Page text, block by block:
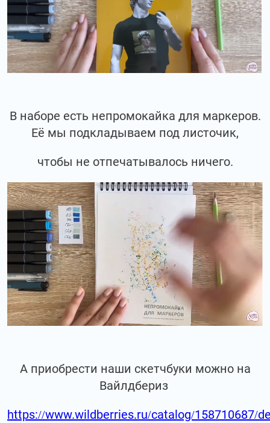
В наборе есть непромокайка для маркеров.
Её мы подкладываем под листочик,
чтобы не отпечатывалось ничего.
А приобрести наши скетчбуки можно на
Вайлдбериз
https://www.wildberries.ru/catalog/158710687/